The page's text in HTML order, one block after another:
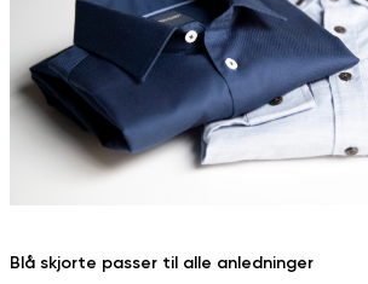
Blå skjorte passer til alle anledninger